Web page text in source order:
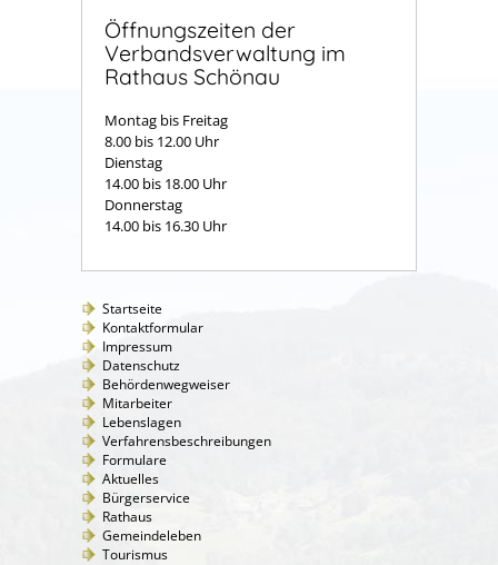
Öffnungszeiten der
Verbandsverwaltung im
Rathaus Schönau
Montag bis Freitag
8.00 bis 12.00 Uhr
Dienstag
14.00 bis 18.00 Uhr
Donnerstag
14.00 bis 16.30 Uhr
Startseite
Kontaktformular
Impressum
Datenschutz
Behördenwegweiser
Mitarbeiter
Lebenslagen
Verfahrensbeschreibungen
Formulare
Aktuelles
Bürgerservice
Rathaus
Gemeindeleben
Tourismus